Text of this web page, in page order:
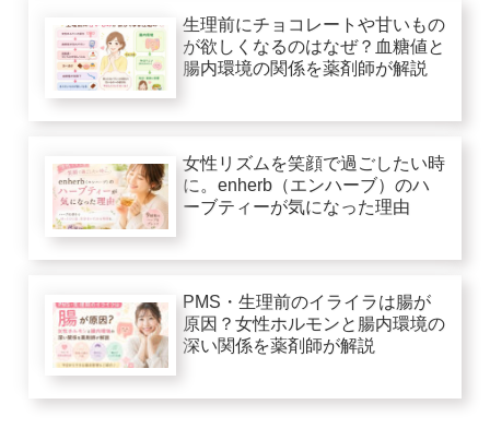
生理前にチョコレートや甘いもの
が欲しくなるのはなぜ？血糖値と
腸内環境の関係を薬剤師が解説
女性リズムを笑顔で過ごしたい時
に。enherb（エンハーブ）のハ
ーブティーが気になった理由
PMS・生理前のイライラは腸が
原因？女性ホルモンと腸内環境の
深い関係を薬剤師が解説